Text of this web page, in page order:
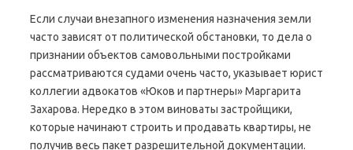
Если случаи внезапного изменения назначения земли
часто зависят от политической обстановки, то дела о
признании объектов самовольными постройками
рассматриваются судами очень часто, указывает юрист
коллегии адвокатов «Юков и партнеры» Маргарита
Захарова. Нередко в этом виноваты застройщики,
которые начинают строить и продавать квартиры, не
получив весь пакет разрешительной документации.